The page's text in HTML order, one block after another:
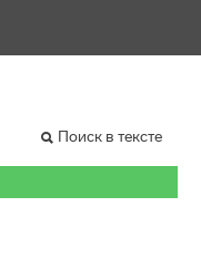
Поиск в тексте